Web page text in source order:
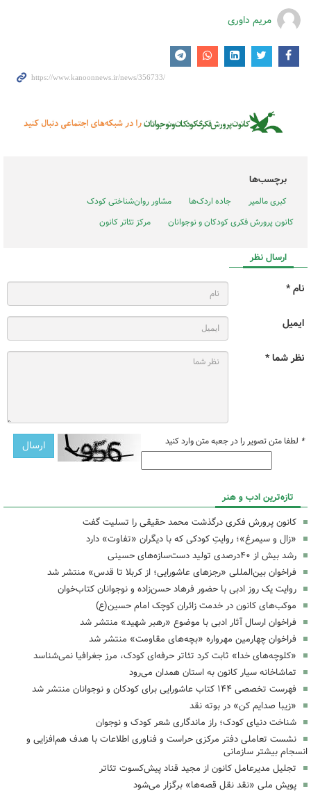
مریم داوری
برچسب‌ها
کبری مالمیر جاده اردک‌ها
مشاور روان‌شناختی کودک
کانون پرورش فکری کودکان و نوجوانان
مرکز تئاتر کانون
ارسال نظر
نام *
ایمیل
نظر شما *
* لطفا متن تصویر را در جعبه متن وارد کنید
تازه‌ترین ادب و هنر
کانون پرورش فکری درگذشت محمد حقیقی را تسلیت گفت
«زال و سیمرغ»؛ روایتِ کودکی که با دیگران «تفاوت» دارد
رشد بیش از ۴۰درصدی تولید دست‌سازه‌های حسینی
فراخوان بین‌المللی «رجزهای عاشورایی؛ از کربلا تا قدس» منتشر شد
روایت یک روز ادبی با حضور فرهاد حسن‌زاده و نوجوانان کتاب‌خوان
موکب‌های کانون در خدمت زائران کوچک امام حسین(ع)
فراخوان ارسال آثار ادبی با موضوع «رهبر شهید» منتشر شد
فراخوان چهارمین مهرواره «بچه‌های مقاومت» منتشر شد
«کلوچه‌های خدا» ثابت کرد تئاتر حرفه‌ای کودک، مرز جغرافیا نمی‌شناسد
تماشاخانه سیار کانون به استان همدان می‌رود
فهرست تخصصی ۱۴۴ کتاب عاشورایی برای کودکان و نوجوانان منتشر شد
«زیبا صدایم کن» در بوته نقد
شناخت دنیای کودک؛ راز ماندگاری شعر کودک و نوجوان
نشست تعاملی دفتر مرکزی حراست و فناوری اطلاعات با هدف هم‌افزایی و
انسجام بیشتر سازمانی
تجلیل مدیرعامل کانون از مجید قناد پیش‌کسوت تئاتر
پویش ملی «نقد نقل قصه‌ها» برگزار می‌شود